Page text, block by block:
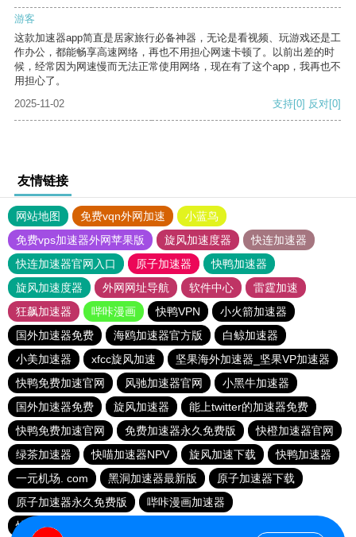
游客
这款加速器app简直是居家旅行必备神器，无论是看视频、玩游戏还是工
作办公，都能畅享高速网络，再也不用担心网速卡顿了。以前出差的时
候，经常因为网速慢而无法正常使用网络，现在有了这个app，我再也不
用担心了。
2025-11-02
支持[0] 反对[0]
友情链接
网站地图 免费vqn外网加速
小蓝鸟
免费vps加速器外网苹果版
旋风加速度器
快连加速器
快连加速器官网入口
原子加速器
快鸭加速器
旋风加速度器
外网网址导航 软件中心
雷霆加速
狂飙加速器
哔咔漫画 快鸭VPN
小火箭加速器
国外加速器免费
海鸥加速器官方版
白鲸加速器
小美加速器
xfcc旋风加速
坚果海外加速器_坚果VP加速器
快鸭免费加速官网
风驰加速器官网
小黑牛加速器
国外加速器免费
旋风加速器
能上twitter的加速器免费
快鸭免费加速官网
免费加速器永久免费版
快橙加速器官网
绿茶加速器
快喵加速器NPV 旋风加速下载
快鸭加速器
一元机场. com
黑洞加速器最新版
原子加速器下载
原子加速器永久免费版
哔咔漫画加速器
快连加速器官网入口